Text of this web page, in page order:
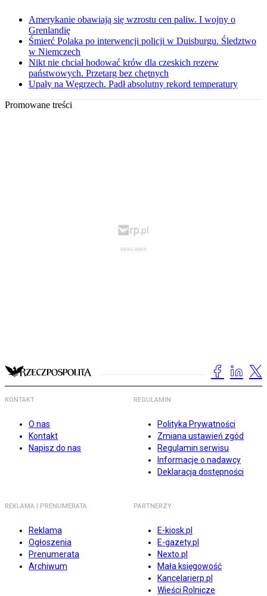
Amerykanie obawiają się wzrostu cen paliw. I wojny o
Grenlandię
Śmierć Polaka po interwencji policji w Duisburgu. Śledztwo
w Niemczech
Nikt nie chciał hodować krów dla czeskich rezerw
państwowych. Przetarg bez chętnych
Upały na Węgrzech. Padł absolutny rekord temperatury
Promowane treści
KONTAKT
O nas
Kontakt
Napisz do nas
REGULAMIN
Polityka Prywatności
Zmiana ustawień zgód
Regulamin serwisu
Informacje o nadawcy
Deklaracja dostępności
REKLAMA I PRENUMERATA
Reklama
Ogłoszenia
Prenumerata
Archiwum
PARTNERZY
E-kiosk.pl
E-gazety.pl
Nexto.pl
Mała księgowość
Kancelarierp.pl
Wieści Rolnicze